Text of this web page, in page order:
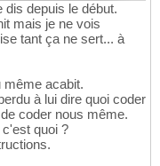
dis depuis le début.
mais je ne vois
tant ça ne sert... à
même acabit.
à lui dire quoi coder
coder nous même.
quoi ?